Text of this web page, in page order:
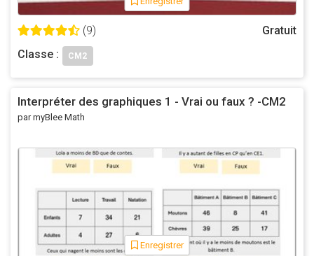
(9)
Gratuit
Classe :
CM2
Interpréter des graphiques 1 - Vrai ou faux ? -CM2
par myBlee Math
Enregistrer